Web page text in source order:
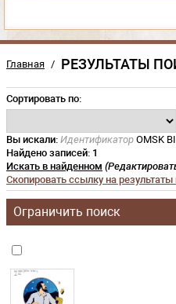
Главная / РЕЗУЛЬТАТЫ
Сортировать по:
Вы искали: Идентификатор OMSK
Найдено записей: 1
Искать в найденном
Скопировать ссылку на результаты
Ограничить поиск